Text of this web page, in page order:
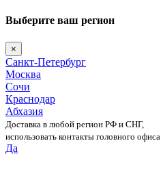
Выберите ваш регион
×
Санкт-Петербург
Москва
Сочи
Краснодар
Абхазия
Доставка в любой регион РФ и СНГ,
использовать контакты головного офиса
Да